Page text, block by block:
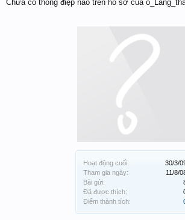
Hoạt động cuối:
30/3/
Tham gia ngày:
11/8/
Bài gửi:
Đã được thích:
Điểm thành tích:
Chưa có thông điệp nào trên hồ sơ của